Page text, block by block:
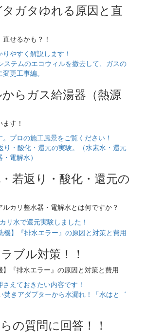
ガタゆれる原因と直
せるかも？！
やすく解説します！
らガス給湯器（熱源
す！
プロの施工風景をご覧ください！
若返り・酸化・還元の
カリ整水器・電解水とは何ですか？
リ水で還元実験しました！
ブル対策！！
】『排水エラー』の原因と対策と費用
えておきたい内容です！
の質問に回答！！